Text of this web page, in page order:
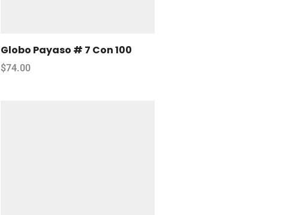
Globo Payaso # 7 Con 100
$74.00